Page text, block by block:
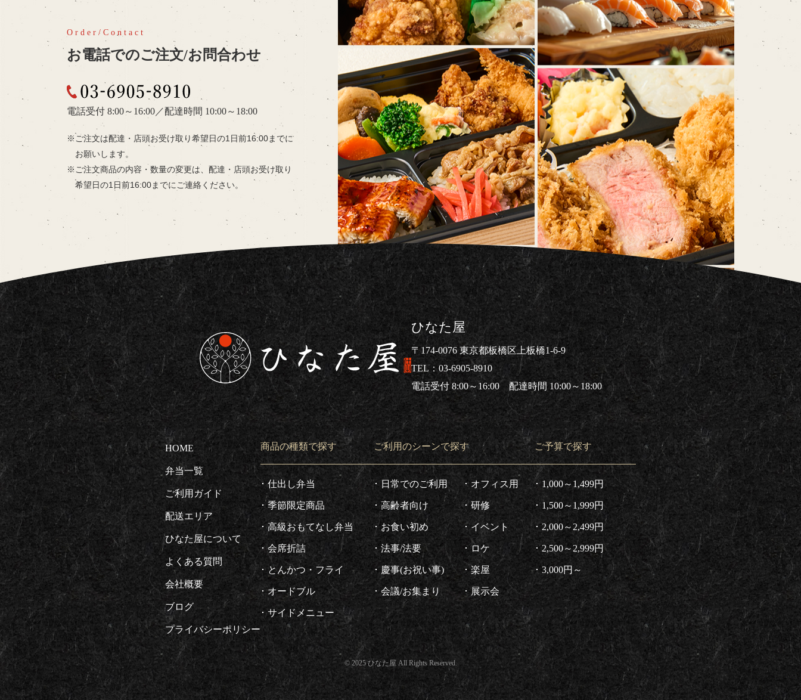
お電話でのご注文/お問合わせ
03-6905-8910
電話受付 8:00～16:00 ／配達時間 10:00～18:00
ご注文は配達・店頭お受け取り希望日の1日前16:00までに
お願いします。
ご注文商品の内容・数量の変更は、 配達・店頭お受け取り
希望日の1日前16:00までにご連絡ください。
東京都板橋区で仕出し弁当ならひなた屋
ひなた屋
〒174-0076 東京都板橋区上板橋1-6-9
03-6905-8910
電話受付 8:00～16:00 配達時間 10:00～18:00
HOME
弁当一覧
ご利用ガイド
配送エリア
ひなた屋について
よくある質問
会社概要
ブログ
プライバシーポリシー
商品の種類で探す
仕出し弁当
季節限定商品
高級おもてなし弁当
会席折詰
とんかつ・フライ
オードブル
サイドメニュー
ご利用のシーンで探す
日常でのご利用
高齢者向け
お食い初め
法事/法要
慶事(お祝い事)
会議/お集まり
オフィス用
研修
イベント
ロケ
楽屋
展示会
ご予算で探す
1,000～1,499円
1,500～1,999円
2,000～2,499円
2,500～2,999円
3,000円～
© 2025 ひなた屋 All Rights Reserved.